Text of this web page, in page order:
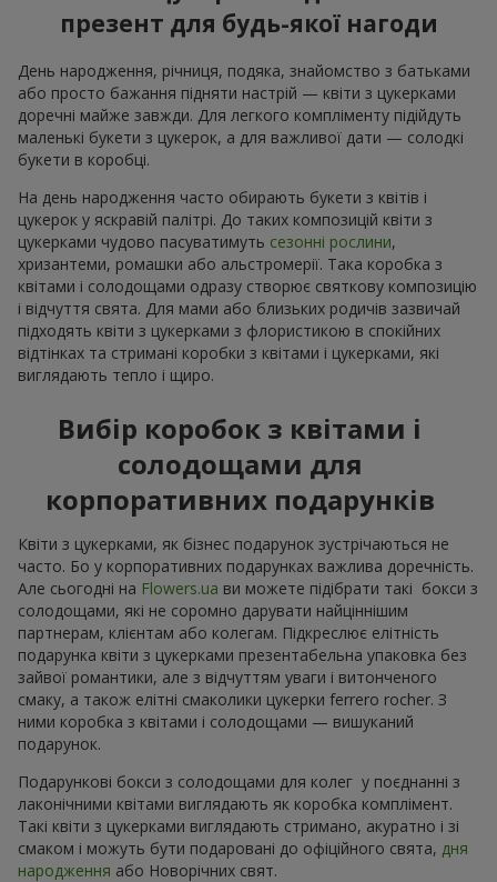
презент для будь-якої нагоди
День народження, річниця, подяка, знайомство з батьками
або просто бажання підняти настрій — квіти з цукерками
доречні майже завжди. Для легкого компліменту підійдуть
маленькі букети з цукерок, а для важливої дати — солодкі
букети в коробці.
На день народження часто обирають букети з квітів і
цукерок у яскравій палітрі. До таких композицій квіти з
цукерками чудово пасуватимуть сезонні рослини,
хризантеми, ромашки або альстромерії. Така коробка з
квітами і солодощами одразу створює святкову композицію
і відчуття свята. Для мами або близьких родичів зазвичай
підходять квіти з цукерками з флористикою в спокійних
відтінках та стримані коробки з квітами і цукерками, які
виглядають тепло і щиро.
Вибір коробок з квітами і
солодощами для
корпоративних подарунків
Квіти з цукерками, як бізнес подарунок зустрічаються не
часто. Бо у корпоративних подарунках важлива доречність.
Але сьогодні на Flowers.ua ви можете підібрати такі бокси з
солодощами, які не соромно дарувати найціннішим
партнерам, клієнтам або колегам. Підкреслює елітність
подарунка квіти з цукерками презентабельна упаковка без
зайвої романтики, але з відчуттям уваги і витонченого
смаку, а також елітні смаколики цукерки ferrero rocher. З
ними коробка з квітами і солодощами — вишуканий
подарунок.
Подарункові бокси з солодощами для колег у поєднанні з
лаконічними квітами виглядають як коробка комплімент.
Такі квіти з цукерками виглядають стримано, акуратно і зі
смаком і можуть бути подаровані до офіційного свята, дня
народження або Новорічних свят.